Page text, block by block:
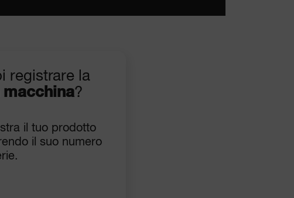
registrare la
macchina?
il tuo prodotto
il suo numero